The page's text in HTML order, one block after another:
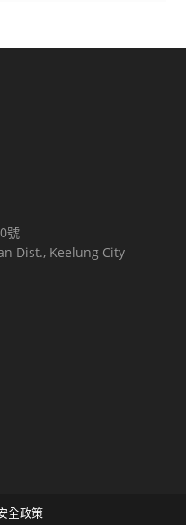
號
Dist., Keelung City
全政策